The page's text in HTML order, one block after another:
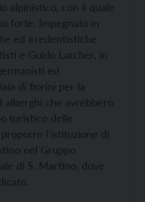
alpinistico, con il quale
forte. Impegnato in
ed irredentistiche
e Guido Larcher, in
ed
di fiorini per la
alberghi che avrebbero
turistico delle
l’istituzione di
nel Gruppo
di S. Martino, dove